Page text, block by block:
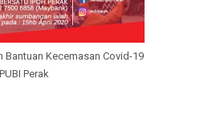
Bantuan Kecemasan Covid-19
PUBI Perak